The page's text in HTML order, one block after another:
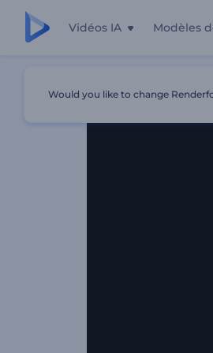
Vidéos IA Modèles
Would you like to change